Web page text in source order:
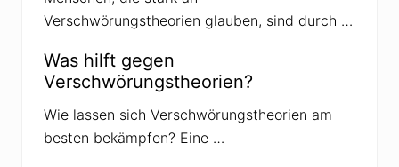
g
t
h
e
r
i
e
Verschwörungstheorien glauben, sind durch …
Was hilft gegen
Verschwörungstheorien?
Wie lassen sich Verschwörungstheorien am
besten bekämpfen? Eine …